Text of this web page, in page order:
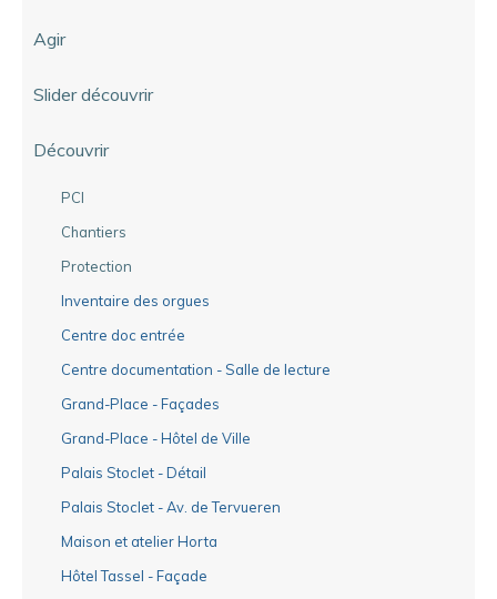
Agir
Slider découvrir
Découvrir
PCI
Chantiers
Protection
Inventaire des orgues
Centre doc entrée
Centre documentation - Salle de lecture
Grand-Place - Façades
Grand-Place - Hôtel de Ville
Palais Stoclet - Détail
Palais Stoclet - Av. de Tervueren
Maison et atelier Horta
Hôtel Tassel - Façade